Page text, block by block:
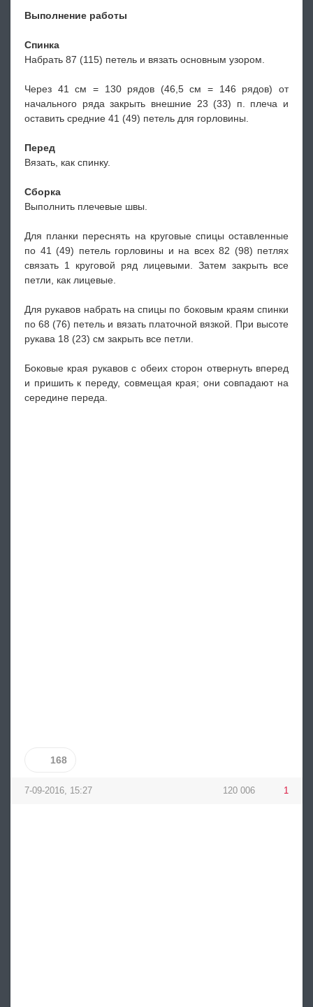
Выполнение работы
Спинка
Набрать 87 (115) петель и вязать основным узором.
Через 41 см = 130 рядов (46,5 см = 146 рядов) от
начального ряда закрыть внешние 23 (33) п. плеча и
оставить средние 41 (49) петель для горловины.
Перед
Вязать, как спинку.
Сборка
Выполнить плечевые швы.
Для планки переснять на круговые спицы оставленные
по 41 (49) петель горловины и на всех 82 (98) петлях
связать 1 круговой ряд лицевыми. Затем закрыть все
петли, как лицевые.
Для рукавов набрать на спицы по боковым краям спинки
по 68 (76) петель и вязать платочной вязкой. При высоте
рукава 18 (23) см закрыть все петли.
Боковые края рукавов с обеих сторон отвернуть вперед
и пришить к переду, совмещая края; они совпадают на
середине переда.
168
120 006 1
7-09-2016, 15:27